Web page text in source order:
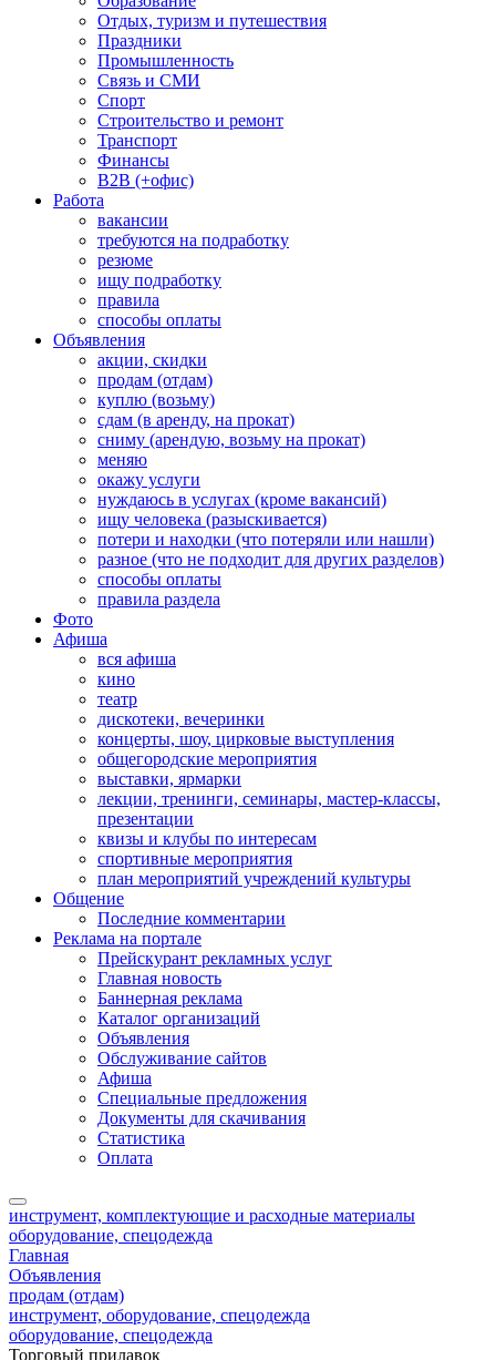
Отдых, туризм и путешествия
Праздники
Промышленность
Связь и СМИ
Спорт
Строительство и ремонт
Транспорт
Финансы
B2B (+офис)
Работа
вакансии
требуются на подработку
резюме
ищу подработку
правила
способы оплаты
Объявления
акции, скидки
продам (отдам)
куплю (возьму)
сдам (в аренду, на прокат)
сниму (арендую, возьму на прокат)
меняю
окажу услуги
нуждаюсь в услугах (кроме вакансий)
ищу человека (разыскивается)
потери и находки (что потеряли или нашли)
разное (что не подходит для других разделов)
способы оплаты
правила раздела
Фото
Афиша
вся афиша
кино
театр
дискотеки, вечеринки
концерты, шоу, цирковые выступления
общегородские мероприятия
выставки, ярмарки
лекции, тренинги, семинары, мастер-классы,
презентации
квизы и клубы по интересам
спортивные мероприятия
план мероприятий учреждений культуры
Общение
Последние комментарии
Реклама на портале
Прейскурант рекламных услуг
Главная новость
Баннерная реклама
Каталог организаций
Объявления
Обслуживание сайтов
Афиша
Специальные предложения
Документы для скачивания
Статистика
Оплата
инструмент, комплектующие и расходные материалы
оборудование, спецодежда
Главная
Объявления
продам (отдам)
инструмент, оборудование, спецодежда
оборудование, спецодежда
Торговый прилавок